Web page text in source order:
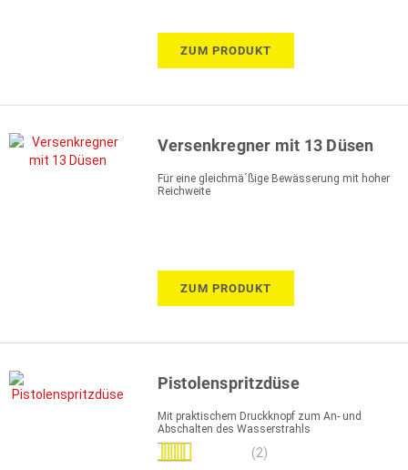
ZUM PRODUKT
Versenkregner mit 13 Düsen
Für eine gleichmä´ßige Bewässerung mit hoher
Reichweite
ZUM PRODUKT
Pistolenspritzdüse
Mit praktischem Druckknopf zum An- und
Abschalten des Wasserstrahls
Bewertung:
(2)